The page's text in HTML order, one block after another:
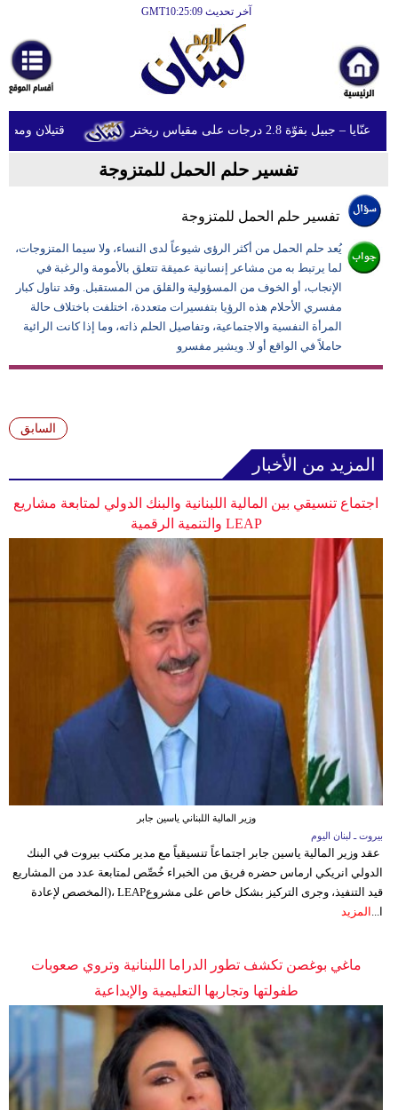
آخر تحديث GMT10:25:09
أخبارعاجلة
رياضة
ثقافة
وموسيقى
أزياء
صحة
أخبار
مرأة
وتكنولوجيا
مدوَّنات
أبراج
فيديو
قتيلان ومصابون جراء 14 غارة إسرائيلية بقوّة 2.8 درجات على مقياس ريختر
تفسير حلم الحمل للمتزوجة
تفسير حلم الحمل للمتزوجة
يُعد حلم الحمل من أكثر الرؤى شيوعاً لدى النساء، ولا سيما المتزوجات،
لما يرتبط به من مشاعر إنسانية عميقة تتعلق بالأمومة والرغبة في
الإنجاب، أو الخوف من المسؤولية والقلق من المستقبل. وقد تناول كبار
مفسري الأحلام هذه الرؤيا بتفسيرات متعددة، اختلفت باختلاف حالة
المرأة النفسية والاجتماعية، وتفاصيل الحلم ذاته، وما إذا كانت الرائية
حاملاً في الواقع أو لا. ويشير مفسرو
السابق
المزيد من الأخبار
اجتماع تنسيقي بين المالية اللبنانية والبنك الدولي لمتابعة مشاريع
LEAP والتنمية الرقمية
وزير المالية اللبناني ياسين جابر
بيروت ـ لبنان اليوم
عقد وزير المالية ياسين جابر اجتماعاً تنسيقياً مع مدير مكتب بيروت في البنك
الدولي انريكي ارماس حضره فريق من الخبراء خُصِّص لمتابعة عدد من المشاريع
قيد التنفيذ، وجرى التركيز بشكل خاص على مشروعLEAP ،(المخصص لإعادة
ا...
المزيد
ماغي بوغصن تكشف تطور الدراما اللبنانية وتروي صعوبات
طفولتها وتجاربها التعليمية والإبداعية